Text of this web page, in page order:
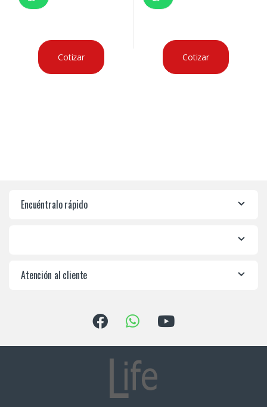
Cotizar Cotizar
Encuéntralo rápido
Atención al cliente